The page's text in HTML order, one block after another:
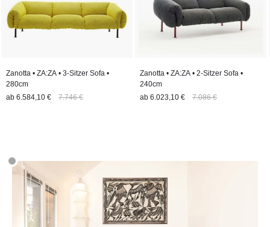
Zanotta • ZA:ZA • 3-Sitzer Sofa •
280cm
ab 6.584,10 € 7.746 €
Zanotta • ZA:ZA • 2-Sitzer Sofa •
240cm
ab 6.023,10 € 7.086 €